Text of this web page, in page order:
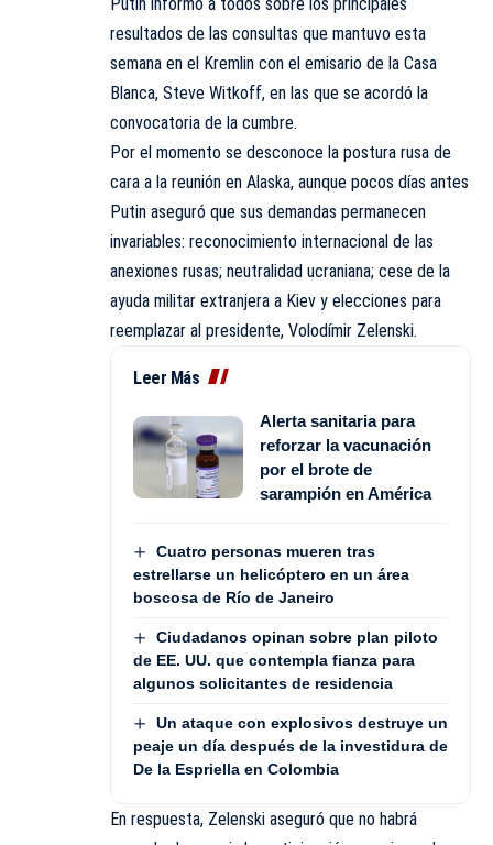
resultados de las consultas que mantuvo esta
semana en el Kremlin con el emisario de la Casa
Blanca, Steve Witkoff, en las que se acordó la
convocatoria de la cumbre.
Por el momento se desconoce la postura rusa de
cara a la reunión en Alaska, aunque pocos días antes
Putin aseguró que sus demandas permanecen
invariables: reconocimiento internacional de las
anexiones rusas; neutralidad ucraniana; cese de la
ayuda militar extranjera a Kiev y elecciones para
reemplazar al presidente, Volodímir Zelenski.
Leer Más
Alerta sanitaria para
reforzar la vacunación
por el brote de
sarampión en América
Cuatro personas mueren tras
estrellarse un helicóptero en un área
boscosa de Río de Janeiro
Ciudadanos opinan sobre plan piloto
de EE. UU. que contempla fianza para
algunos solicitantes de residencia
Un ataque con explosivos destruye un
peaje un día después de la investidura de
De la Espriella en Colombia
En respuesta, Zelenski aseguró que no habrá